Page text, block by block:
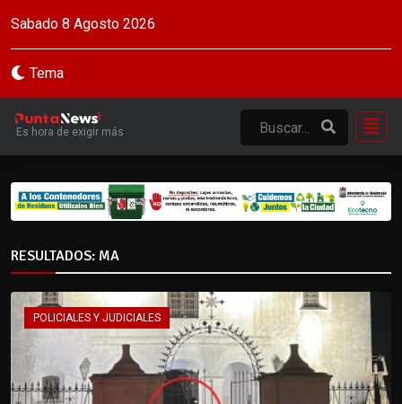
Sabado 8 Agosto 2026
Tema
Es hora de exigir más
RESULTADOS: MA
POLICIALES Y JUDICIALES